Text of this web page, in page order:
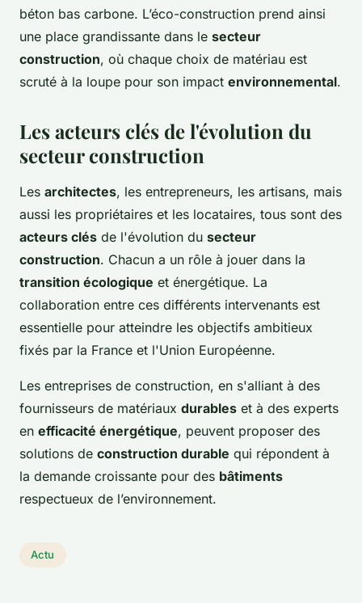
béton bas carbone. L’éco-construction prend ainsi
une place grandissante dans le secteur
construction, où chaque choix de matériau est
scruté à la loupe pour son impact environnemental.
Les acteurs clés de l'évolution du
secteur construction
Les architectes, les entrepreneurs, les artisans, mais
aussi les propriétaires et les locataires, tous sont des
acteurs clés de l'évolution du secteur
construction. Chacun a un rôle à jouer dans la
transition écologique et énergétique. La
collaboration entre ces différents intervenants est
essentielle pour atteindre les objectifs ambitieux
fixés par la France et l'Union Européenne.
Les entreprises de construction, en s'alliant à des
fournisseurs de matériaux durables et à des experts
en efficacité énergétique, peuvent proposer des
solutions de construction durable qui répondent à
la demande croissante pour des bâtiments
respectueux de l’environnement.
Actu